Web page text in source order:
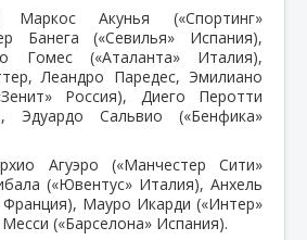
Маркос Акунья («Спортинг»
Банега («Севилья» Испания),
Гомес («Аталанта» Италия),
Леандро Паредес, Эмилиано
Россия), Диего Перотти
Эдуардо Сальвио («Бенфика»
Агуэро («Манчестер Сити»
(«Ювентус» Италия), Анхель
Мауро Икарди («Интер»
(«Барселона» Испания).